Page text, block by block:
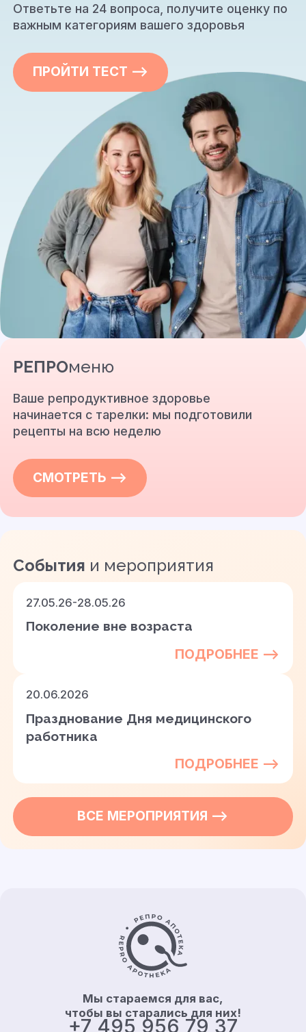
Ответьте на 24 вопроса, получите оценку по
важным категориям вашего здоровья
ПРОЙТИ ТЕСТ —>
РЕПРОменю
Ваше репродуктивное здоровье
начинается с тарелки: мы подготовили
рецепты на всю неделю
СМОТРЕТЬ —>
События и мероприятия
ВСЕ МЕРОПРИЯТИЯ —>
27.05.26-28.05.26
Поколение вне возраста
ПОДРОБНЕЕ —>
20.06.2026
Празднование Дня медицинского
работника
ПОДРОБНЕЕ —>
Контакты и информация
+7 495 956 79 37
Мы стараемся для вас,
чтобы вы старались для них!